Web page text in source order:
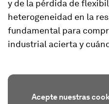
y de la pérdida de
heterogeneidad en la
fundamental para
industrial acierta y
Acepte nuestras